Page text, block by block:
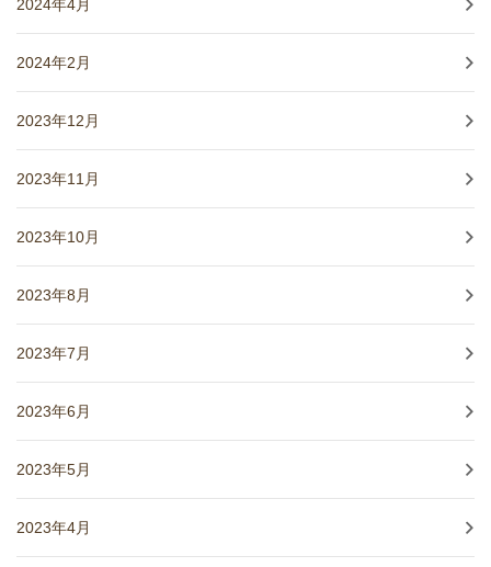
2024年4月
2024年2月
2023年12月
2023年11月
2023年10月
2023年8月
2023年7月
2023年6月
2023年5月
2023年4月